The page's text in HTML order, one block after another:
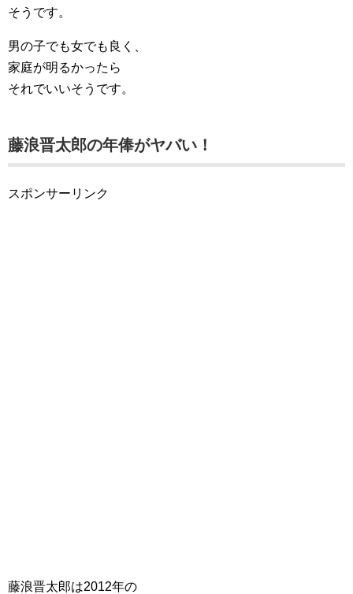
そうです。
男の子でも女でも良く、
家庭が明るかったら
それでいいそうです。
藤浪晋太郎の年俸がヤバい！
スポンサーリンク
藤浪晋太郎は2012年の